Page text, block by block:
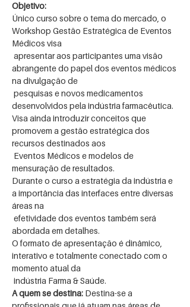
Objetivo:
Único curso sobre o tema do mercado, o
Workshop Gestão Estratégica de Eventos
Médicos visa
abrangente do papel dos eventos médicos
na divulgação de
Visa ainda introduzir conceitos que
promovem a gestão estratégica dos
recursos destinados aos
Durante o curso a estratégia da indústria e
a importância das interfaces entre diversas
áreas na
O formato de apresentação é dinâmico,
interativo e totalmente conectado com o
momento atual da
indústria Farma & Saúde.
A quem se destina: Destina-se a